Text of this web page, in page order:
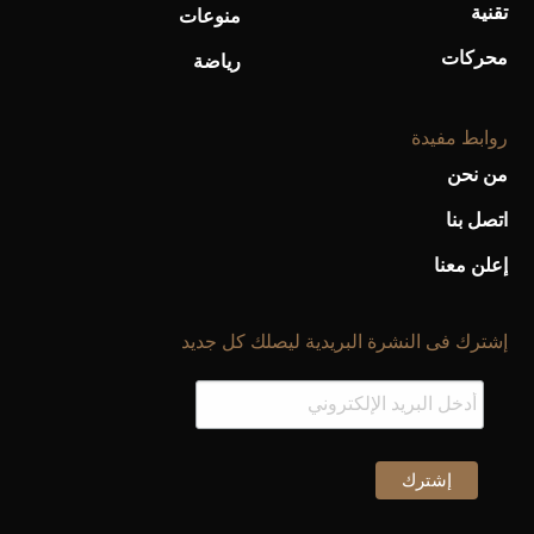
تقنية
محركات
منوعات
رياضة
روابط مفيدة
من نحن
اتصل بنا
إعلن معنا
إشترك فى النشرة البريدية ليصلك كل جديد